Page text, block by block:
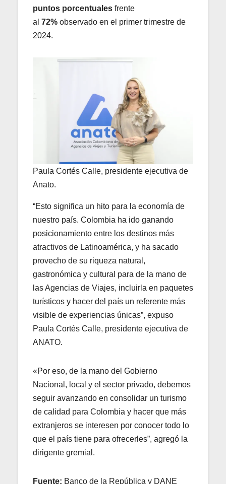
puntos porcentuales frente
al 72% observado en el primer trimestre de
2024.
Paula Cortés Calle, presidente ejecutiva de
Anato.
“Esto significa un hito para la economía de
nuestro país. Colombia ha ido ganando
posicionamiento entre los destinos más
atractivos de Latinoamérica, y ha sacado
provecho de su riqueza natural,
gastronómica y cultural para de la mano de
las Agencias de Viajes, incluirla en paquetes
turísticos y hacer del país un referente más
visible de experiencias únicas”, expuso
Paula Cortés Calle, presidente ejecutiva de
ANATO.
«Por eso, de la mano del Gobierno
Nacional, local y el sector privado, debemos
seguir avanzando en consolidar un turismo
de calidad para Colombia y hacer que más
extranjeros se interesen por conocer todo lo
que el país tiene para ofrecerles”, agregó la
dirigente gremial.
Fuente: Banco de la República y DANE